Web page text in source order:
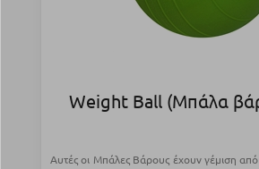
Weight Ball (Μπάλα
Αυτές οι Μπάλες Βάρους έχουν γέμιση από